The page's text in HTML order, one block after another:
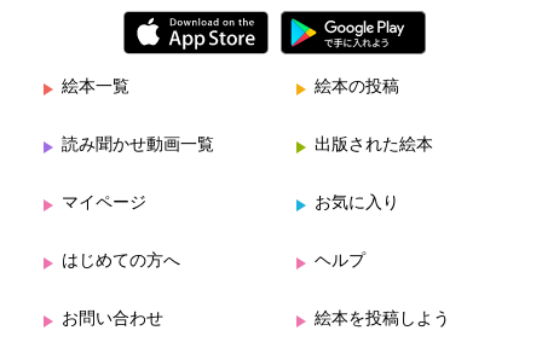
絵本一覧 絵本の投稿
読み聞かせ動画一覧 出版された絵本
マイページ お気に入り
はじめての方へ ヘルプ
お問い合わせ 絵本を投稿しよう